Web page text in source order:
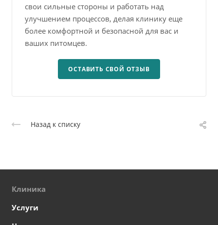
свои сильные стороны и работать над
улучшением процессов, делая клинику еще
более комфортной и безопасной для вас и
ваших питомцев.
ОСТАВИТЬ СВОЙ ОТЗЫВ
Назад к списку
Клиника
Услуги